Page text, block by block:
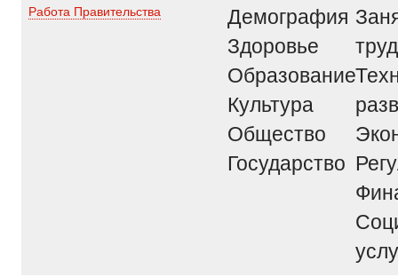
Работа Правительства
Демография
Здоровье
Образование
Культура
Общество
Государство
труд